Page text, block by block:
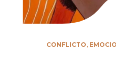
CONFLICTO,